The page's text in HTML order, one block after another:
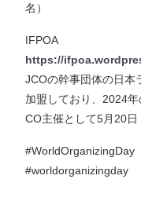
名）
IFPOA
https://
JCOの幹事団体の日本
加盟しており、2024
CO主催として5月20日
#WorldOrganizingDay
#worldorganizingday